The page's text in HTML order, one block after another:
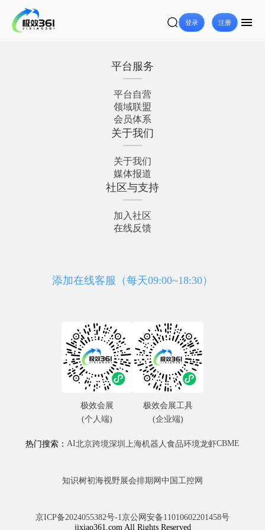
登录 注册
平台服务
平台自营
领域联盟
会员体系
关于我们
关于我们
媒体报道
社区与支持
加入社区
在线反馈
添加在线客服（每天09:00~18:30）
热门搜索： AI北京跨境深圳 上海机器人食品环境龙虾CBME
知识树初海视野展会排期网 中国工控网
京ICP备2024055382号-1京公网安备11010602201458号
jixiao361.com All Rights Reserved
极效会展
(个人端)
极效会展工具
(企业端)